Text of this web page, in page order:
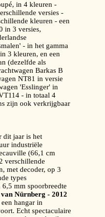
in 4 kleuren -
versies -
kleuren - een
in 3 versies,
- in het gamma
3 kleuren, en een
(dezelfde als
Barkas B
NT81 in versie
'Esslinger' in
- in totaal 4
zijn ook verkrijgbaar
dit jaar is het
industriële
(66,1 cm
verschillende
met decoder, op 3
types
mm spoorbreedte
Nürnberg - 2012
hangar in
Echt spectaculaire